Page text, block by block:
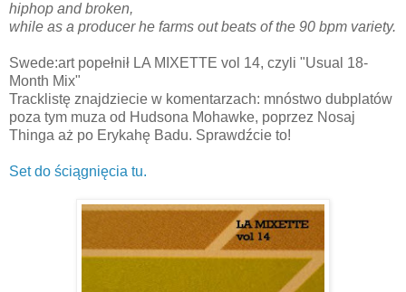
hiphop and broken,
while as a producer he farms out beats of the 90 bpm variety.
Swede:art popełnił LA MIXETTE vol 14, czyli "Usual 18-
Month Mix"
Tracklistę znajdziecie w komentarzach: mnóstwo dubplatów
poza tym muza od Hudsona Mohawke, poprzez Nosaj
Thinga aż po Erykahę Badu. Sprawdźcie to!
Set do ściągnięcia tu.